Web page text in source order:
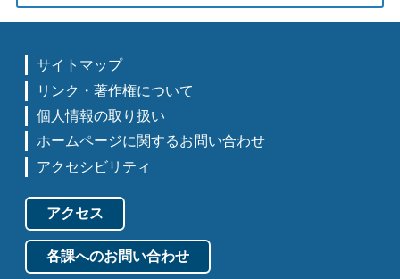
サイトマップ
リンク・著作権について
個人情報の取り扱い
ホームページに関するお問い合わせ
アクセシビリティ
アクセス
各課へのお問い合わせ